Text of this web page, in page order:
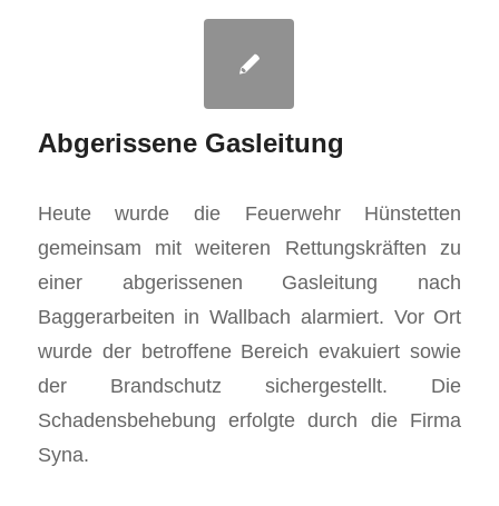
Abgerissene Gasleitung
Heute wurde die Feuerwehr Hünstetten
gemeinsam mit weiteren Rettungskräften zu
einer abgerissenen Gasleitung nach
Baggerarbeiten in Wallbach alarmiert. Vor Ort
wurde der betroffene Bereich evakuiert sowie
der Brandschutz sichergestellt. Die
Schadensbehebung erfolgte durch die Firma
Syna.